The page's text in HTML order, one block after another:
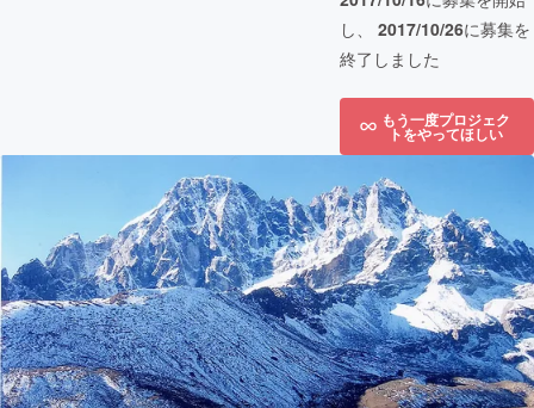
し、 2017/10/26に募集を
終了しました
もう一度プロジェク
トをやってほしい